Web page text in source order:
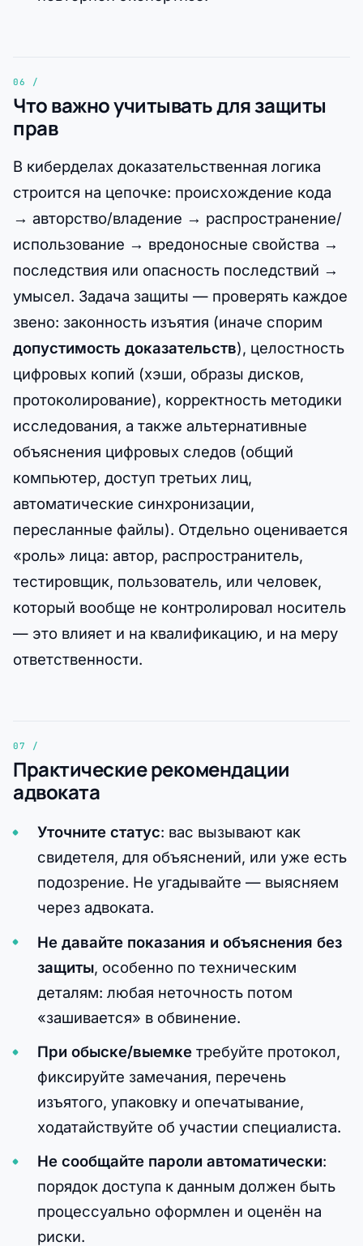
Что важно учитывать для защиты
прав
В киберделах доказательственная логика
строится на цепочке: происхождение кода
→ авторство/владение → распространение/
использование → вредоносные свойства →
последствия или опасность последствий →
умысел. Задача защиты — проверять каждое
звено: законность изъятия (иначе спорим
допустимость доказательств), целостность
цифровых копий (хэши, образы дисков,
протоколирование), корректность методики
исследования, а также альтернативные
объяснения цифровых следов (общий
компьютер, доступ третьих лиц,
автоматические синхронизации,
пересланные файлы). Отдельно оценивается
«роль» лица: автор, распространитель,
тестировщик, пользователь, или человек,
который вообще не контролировал носитель
— это влияет и на квалификацию, и на меру
ответственности.
Практические рекомендации
адвоката
Уточните статус: вас вызывают как
свидетеля, для объяснений, или уже есть
подозрение. Не угадывайте — выясняем
через адвоката.
Не давайте показания и объяснения без
защиты, особенно по техническим
деталям: любая неточность потом
«зашивается» в обвинение.
При обыске/выемкетребуйте протокол,
фиксируйте замечания, перечень
изъятого, упаковку и опечатывание,
ходатайствуйте об участии специалиста.
Не сообщайте пароли автоматически:
порядок доступа к данным должен быть
процессуально оформлен и оценён на
риски.